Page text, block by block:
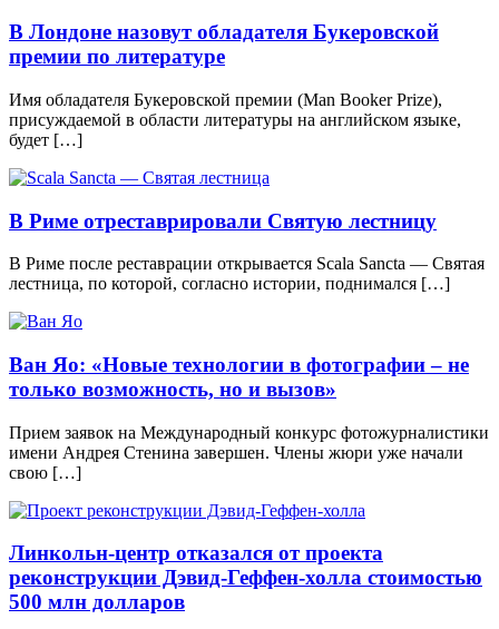
В Лондоне назовут обладателя Букеровской
премии по литературе
Имя обладателя Букеровской премии (Man Booker Prize),
присуждаемой в области литературы на английском языке,
будет […]
В Риме отреставрировали Святую лестницу
В Риме после реставрации открывается Scala Sancta — Святая
лестница, по которой, согласно истории, поднимался […]
Ван Яо: «Новые технологии в фотографии – не
только возможность, но и вызов»
Прием заявок на Международный конкурс фотожурналистики
имени Андрея Стенина завершен. Члены жюри уже начали
свою […]
Линкольн-центр отказался от проекта
реконструкции Дэвид-Геффен-холла стоимостью
500 млн долларов